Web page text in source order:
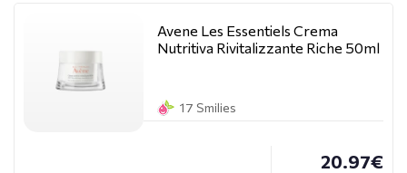
Avene Les Essentiels Crema
Nutritiva Rivitalizzante Riche 50ml
17 Smilies
20.97€